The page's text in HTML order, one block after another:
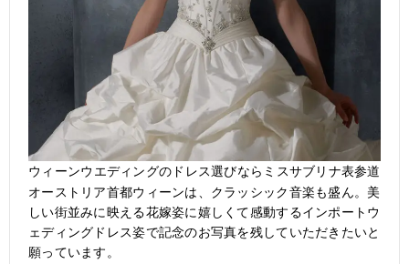
ウィーンウエディングのドレス選びならミスサブリナ表参道
オーストリア首都ウィーンは、クラッシック音楽も盛ん。美
しい街並みに映える花嫁姿に嬉しくて感動するインポートウ
ェディングドレス姿で記念のお写真を残していただきたいと
願っています。